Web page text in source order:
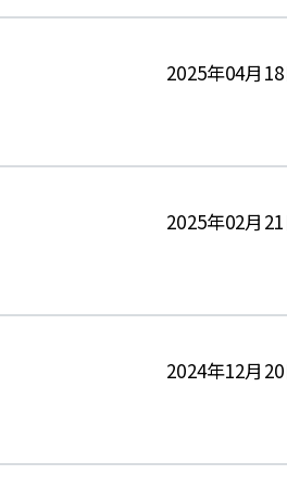
2025年04月
2025年02月
2024年12月